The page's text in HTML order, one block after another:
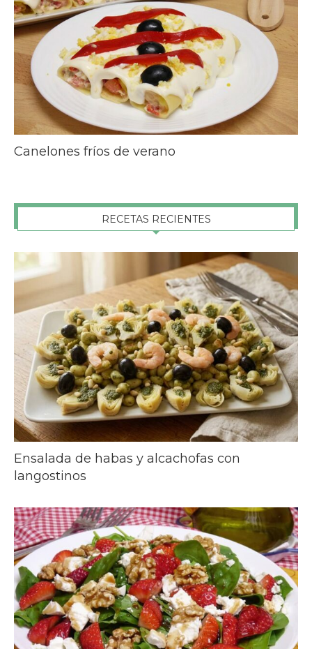
Canelones fríos de verano
RECETAS RECIENTES
Ensalada de habas y alcachofas con
langostinos